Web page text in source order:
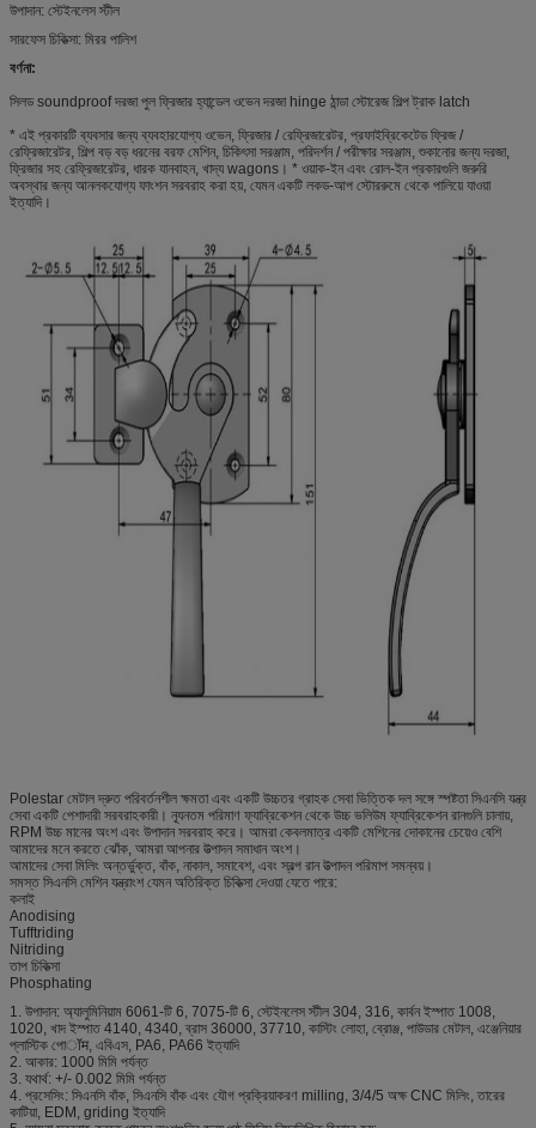
উপাদান: স্টেইনলেস স্টীল
সারফেস চিকিত্সা: মিরর পালিশ
বর্ণনা:
সিলড soundproof দরজা পুল ফ্রিজার হ্যান্ডেল ওভেন দরজা hinge ঠান্ডা স্টোরেজ শিল্প ট্রাক latch
* এই প্রকারটি ব্যবসার জন্য ব্যবহারযোগ্য ওভেন, ফ্রিজার / রেফ্রিজারেটর, প্রফাইব্রিকেটেড ফ্রিজ /
রেফ্রিজারেটর, শিল্প বড় বড় ধরনের বরফ মেশিন, চিকিৎসা সরঞ্জাম, পরিদর্শন / পরীক্ষার সরঞ্জাম, শুকানোর জন্য দরজা,
ফ্রিজার সহ রেফ্রিজারেটর, ধারক যানবাহন, খাদ্য wagons। * ওয়াক-ইন এবং রোল-ইন প্রকারগুলি জরুরি
অবস্থার জন্য আনলকযোগ্য ফাংশন সরবরাহ করা হয়, যেমন একটি লকড-আপ স্টোররুমে থেকে পালিয়ে যাওয়া
ইত্যাদি।
Polestar মেটাল দ্রুত পরিবর্তনশীল ক্ষমতা এবং একটি উচ্চতর গ্রাহক সেবা ভিত্তিক দল সঙ্গে স্পষ্টতা সিএনসি যন্ত্র
সেবা একটি পেশাদারী সরবরাহকারী। ন্যূনতম পরিমাণ ফ্যাব্রিকেশন থেকে উচ্চ ভলিউম ফ্যাব্রিকেশন রানগুলি চালায়,
RPM উচ্চ মানের অংশ এবং উপাদান সরবরাহ করে। আমরা কেবলমাত্র একটি মেশিনের দোকানের চেয়েও বেশি
আমাদের মনে করতে ঝোঁক, আমরা আপনার উত্পাদন সমাধান অংশ।
আমাদের সেবা মিলিং অন্তর্ভুক্ত, বাঁক, নাকাল, সমাবেশ, এবং স্বল্প রান উত্পাদন পরিমাপ সমন্বয়।
সমস্ত সিএনসি মেশিন যন্ত্রাংশ যেমন অতিরিক্ত চিকিত্সা দেওয়া যেতে পারে:
কলাই
Anodising
Tufftriding
Nitriding
তাপ চিকিত্সা
Phosphating
1. উপাদান: অ্যালুমিনিয়াম 6061-টি 6, 7075-টি 6, স্টেইনলেস স্টীল 304, 316, কার্বন ইস্পাত 1008,
1020, খাদ ইস্পাত 4140, 4340, ব্রাস 36000, 37710, কাস্টিং লোহা, ব্রোঞ্জ, পাউডার মেটাল, এঞ্জেনিয়ার
প্লাস্টিক পোॉम, এবিএস, PA6, PA66 ইত্যাদি
2. আকার: 1000 মিমি পর্যন্ত
3. যথার্থ: +/- 0.002 মিমি পর্যন্ত
4. প্রসেসিং: সিএনসি বাঁক, সিএনসি বাঁক এবং যৌগ প্রক্রিয়াকরণ milling, 3/4/5 অক্ষ CNC মিলিং, তারের
কাটিয়া, EDM, griding ইত্যাদি